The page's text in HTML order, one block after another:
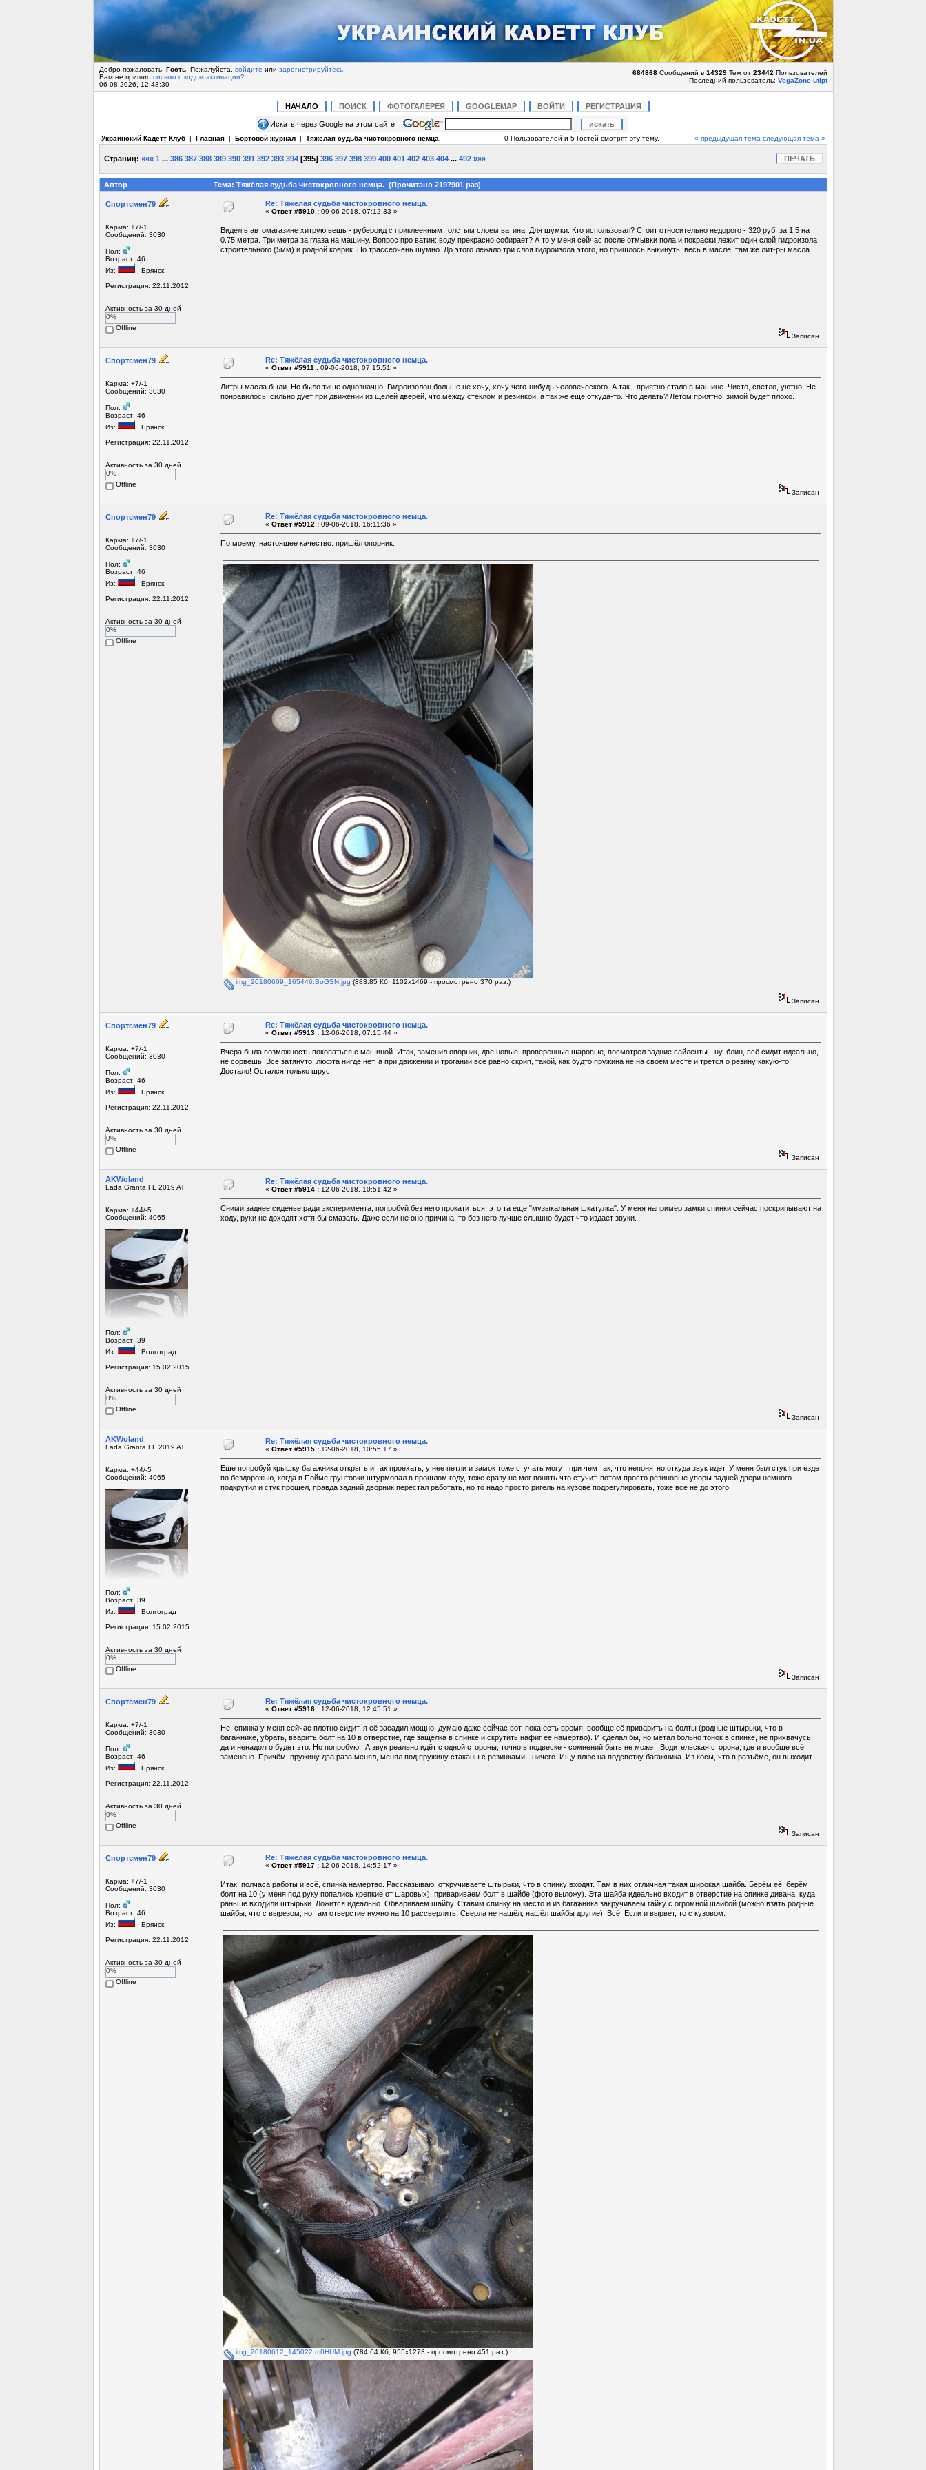
Добро пожаловать, Гость. Пожалуйста, войдите или зарегистрируйтесь.
Вам не пришло письмо с кодом активации?
06-08-2026, 12:48:30
684868Сообщений в 14329Тем от 23442 Пользователей
Последний пользователь: VegaZone-utipt
НАЧАЛО ПОИСК ФОТОГАЛЕРЕЯ GOOGLEMAP ВОЙТИ РЕГИСТРАЦИЯ
Искать через Google на этом сайте
Украинский Кадетт Клуб| Главная| Бортовой журнал| Тяжёлая судьба чистокровного немца. 0 Пользователей и 5 Гостей смотрят эту тему. « предыдущая тема следующая тема »
Страниц: ««« 1 ... 386 387 388 389 390 391 392 393 394[395] 396 397 398 399 400 401 402 403 404 ... 492 »»» ПЕЧАТЬ
Автор Тема: Тяжёлая судьба чистокровного немца. (Прочитано 2197901 раз)
Спортсмен79
Карма: +7/-1
Сообщений: 3030
Пол:
Возраст: 46
Из:
, Брянск
Регистрация: 22.11.2012
Активность за 30 дней
0%
Offline
Re: Тяжёлая судьба чистокровного немца.
« Ответ #5910 :09-06-2018, 07:12:33 »
Видел в автомагазине хитрую вещь - рубероид с приклеенным толстым слоем ватина. Для шумки. Кто использовал? Стоит относительно недорого - 320 руб. за 1.5 на
0.75 метра. Три метра за глаза на машину. Вопрос про ватин: воду прекрасно собирает? А то у меня сейчас после отмывки пола и покраски лежит один слой гидроизола
строительного (5мм) и родной коврик. По трассеочень шумно. До этого лежало три слоя гидроизола этого, но пришлось выкинуть: весь в масле, там же лит-ры масла
Записан
Спортсмен79
Карма: +7/-1
Сообщений: 3030
Пол:
Возраст: 46
Из:
, Брянск
Регистрация: 22.11.2012
Активность за 30 дней
0%
Offline
Re: Тяжёлая судьба чистокровного немца.
« Ответ #5911 :09-06-2018, 07:15:51 »
Литры масла были. Но было тише однозначно. Гидроизолон больше не хочу, хочу чего-нибудь человеческого. А так - приятно стало в машине. Чисто, светло, уютно. Не
понравилось: сильно дует при движении из щелей дверей, что между стеклом и резинкой, а так же ещё откуда-то. Что делать? Летом приятно, зимой будет плохо.
Записан
Спортсмен79
Карма: +7/-1
Сообщений: 3030
Пол:
Возраст: 46
Из:
, Брянск
Регистрация: 22.11.2012
Активность за 30 дней
0%
Offline
Re: Тяжёлая судьба чистокровного немца.
« Ответ #5912 :09-06-2018, 16:11:36 »
По моему, настоящее качество: пришёл опорник.
img_20180609_165446.BoGSN.jpg (883.85 Кб, 1102x1469 - просмотрено 370 раз.)
Записан
Спортсмен79
Карма: +7/-1
Сообщений: 3030
Пол:
Возраст: 46
Из:
, Брянск
Регистрация: 22.11.2012
Активность за 30 дней
0%
Offline
Re: Тяжёлая судьба чистокровного немца.
« Ответ #5913 :12-06-2018, 07:15:44 »
Вчера была возможность покопаться с машиной. Итак, заменил опорник, две новые, проверенные шаровые, посмотрел задние сайленты - ну, блин, всё сидит идеально,
не сорвёшь. Всё затянуто, люфта нигде нет, а при движении и трогании всё равно скрип, такой, как будто пружина не на своём месте и трётся о резину какую-то.
Достало! Остался только шрус.
Записан
AKWoland
Lada Granta FL 2019 AT
Карма: +44/-5
Сообщений: 4065
Пол:
Возраст: 39
Из:
, Волгоград
Регистрация: 15.02.2015
Активность за 30 дней
0%
Offline
Re: Тяжёлая судьба чистокровного немца.
« Ответ #5914 :12-06-2018, 10:51:42 »
Сними заднее сиденье ради эксперимента, попробуй без него прокатиться, это та еще "музыкальная шкатулка". У меня например замки спинки сейчас поскрипывают на
ходу, руки не доходят хотя бы смазать. Даже если не оно причина, то без него лучше слышно будет что издает звуки.
Записан
AKWoland
Lada Granta FL 2019 AT
Карма: +44/-5
Сообщений: 4065
Пол:
Возраст: 39
Из:
, Волгоград
Регистрация: 15.02.2015
Активность за 30 дней
0%
Offline
Re: Тяжёлая судьба чистокровного немца.
« Ответ #5915 :12-06-2018, 10:55:17 »
Еще попробуй крышку багажника открыть и так проехать, у нее петли и замок тоже стучать могут, при чем так, что непонятно откуда звук идет. У меня был стук при езде
по бездорожью, когда в Пойме грунтовки штурмовал в прошлом году, тоже сразу не мог понять что стучит, потом просто резиновые упоры задней двери немного
подкрутил и стук прошел, правда задний дворник перестал работать, но то надо просто ригель на кузове подрегулировать, тоже все не до этого.
Записан
Спортсмен79
Карма: +7/-1
Сообщений: 3030
Пол:
Возраст: 46
Из:
, Брянск
Регистрация: 22.11.2012
Активность за 30 дней
0%
Offline
Re: Тяжёлая судьба чистокровного немца.
« Ответ #5916 :12-06-2018, 12:45:51 »
Не, спинка у меня сейчас плотно сидит, я её засадил мощно, думаю даже сейчас вот, пока есть время, вообще её приварить на болты (родные штырьки, что в
багажнике, убрать, вварить болт на 10 в отверстие, где защёлка в спинке и скрутить нафиг её намертво). И сделал бы, но метал больно тонок в спинке, не прихвачусь,
да и ненадолго будет это. Но попробую. А звук реально идёт с одной стороны, точно в подвеске - сомнений быть не может. Водительская сторона, где и вообще всё
заменено. Причём, пружину два раза менял, менял под пружину стаканы с резинками - ничего. Ищу плюс на подсветку багажника. Из косы, что в разъёме, он выходит.
Записан
Спортсмен79
Карма: +7/-1
Сообщений: 3030
Пол:
Возраст: 46
Из:
, Брянск
Регистрация: 22.11.2012
Активность за 30 дней
0%
Offline
Re: Тяжёлая судьба чистокровного немца.
« Ответ #5917 :12-06-2018, 14:52:17 »
Итак, полчаса работы и всё, спинка намертво. Рассказываю: откручиваете штырьки, что в спинку входят. Там в них отличная такая широкая шайба. Берём её, берём
болт на 10 (у меня под руку попались крепкие от шаровых), привариваем болт в шайбе (фото выложу). Эта шайба идеально входит в отверстие на спинке дивана, куда
раньше входили штырьки. Ложится идеально. Обвариваем шайбу. Ставим спинку на место и из багажника закручиваем гайку с огромной шайбой (можно взять родные
шайбы, что с вырезом, но там отверстие нужно на 10 рассверлить. Сверла не нашёл, нашёл шайбы другие). Всё. Если и вырвет, то с кузовом.
img_20180612_145022.m0HUM.jpg (784.64 Кб, 955x1273 - просмотрено 451 раз.)